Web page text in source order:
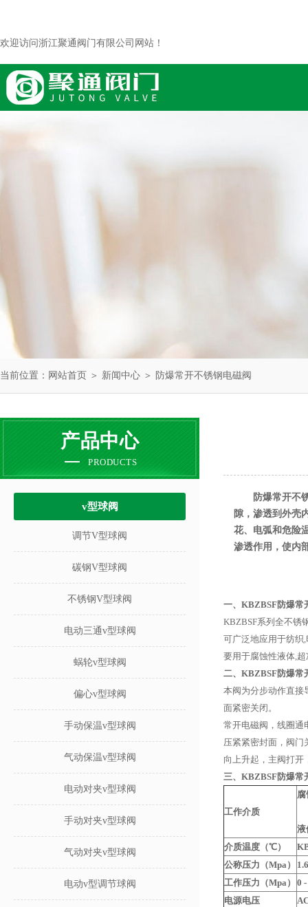
欢迎访问浙江聚通阀门有限公司网站！
当前位置： 网站首页 ＞ 新闻中心 ＞ 防爆常开不锈钢电磁阀
产品中心
PRODUCTS
v型球阀
调节V型球阀
碳钢V型球阀
不锈钢V型球阀
电动三通v型球阀
蜗轮v型球阀
偏心v型球阀
手动保温v型球阀
气动保温v型球阀
电动对夹v型球阀
手动对夹v型球阀
气动对夹v型球阀
电动v型调节球阀
防爆常开不
隙，渗透到外壳
花、电弧和危险
渗透作用，使内
一、KBZBSF防爆常
KBZBSF系列全不锈
可广泛地应用于纺织
要用于腐蚀性液体,
二、KBZBSF防爆常
本阀为分步动作直接
面紧密关闭。
常开电磁阀，线圈通
压紧紧密封面，阀门
向上升起，主阀打开
三、KBZBSF防爆常
工作介质
液
介质温度（℃）
公称压力（Mpa）
1.6
工作压力（Mpa）
0
电源电压